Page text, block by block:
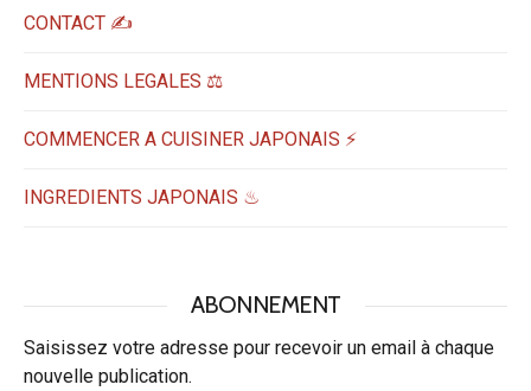
CONTACT ✍️
MENTIONS LEGALES ⚖️
COMMENCER A CUISINER JAPONAIS ⚡
INGREDIENTS JAPONAIS ♨
ABONNEMENT
Saisissez votre adresse pour recevoir un email à chaque
nouvelle publication.